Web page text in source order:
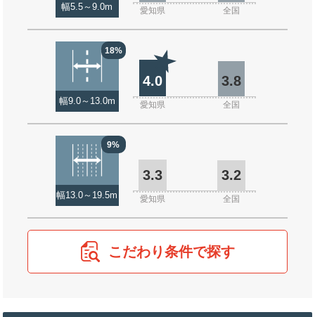
幅5.5～9.0m 愛知県 全国
18%
幅9.0～13.0m
4.0 3.8
愛知県 全国
9%
幅13.0～19.5m
3.3 3.2
愛知県 全国
こだわり条件で探す